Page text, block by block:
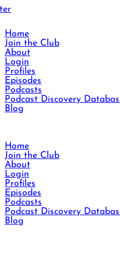
Home
Join the Club
About
Login
Profiles
Episodes
Podcasts
Podcast Discovery
Blog
Home
Join the Club
About
Login
Profiles
Episodes
Podcasts
Podcast Discovery
Blog